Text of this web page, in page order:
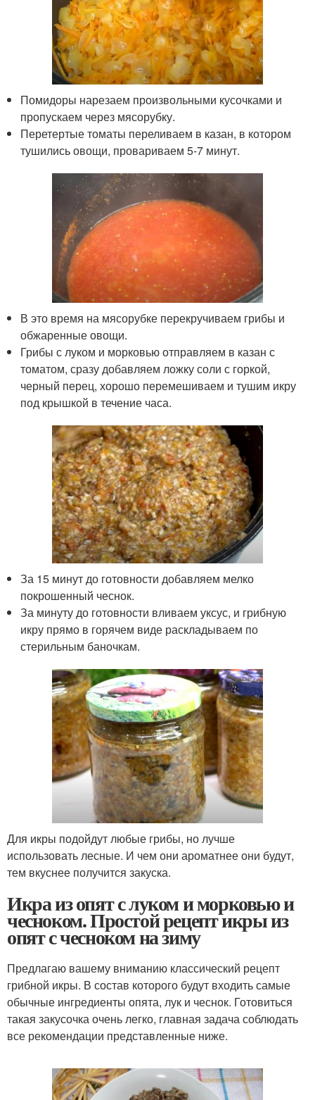
Помидоры нарезаем произвольными кусочками и
пропускаем через мясорубку.
Перетертые томаты переливаем в казан, в котором
тушились овощи, провариваем 5-7 минут.
В это время на мясорубке перекручиваем грибы и
обжаренные овощи.
Грибы с луком и морковью отправляем в казан с
томатом, сразу добавляем ложку соли с горкой,
черный перец, хорошо перемешиваем и тушим икру
под крышкой в течение часа.
За 15 минут до готовности добавляем мелко
покрошенный чеснок.
За минуту до готовности вливаем уксус, и грибную
икру прямо в горячем виде раскладываем по
стерильным баночкам.
Для икры подойдут любые грибы, но лучше
использовать лесные. И чем они ароматнее они будут,
тем вкуснее получится закуска.
Икра из опят с луком и морковью и
чесноком. Простой рецепт икры из
опят с чесноком на зиму
Предлагаю вашему вниманию классический рецепт
грибной икры. В состав которого будут входить самые
обычные ингредиенты опята, лук и чеснок. Готовиться
такая закусочка очень легко, главная задача соблюдать
все рекомендации представленные ниже.